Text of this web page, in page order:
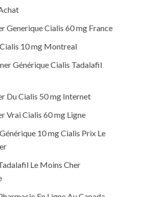
Generique Cialis 60 mg France
10 mg Montreal
Générique Cialis Tadalafil
Du Cialis 50 mg Internet
Vrai Cialis 60 mg Ligne
10 mg Cialis Prix Le
Le Moins Cher